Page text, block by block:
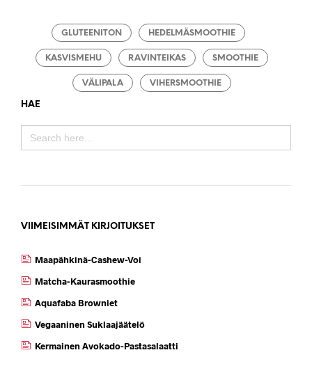
GLUTEENITON HEDELMÄSMOOTHIE
KASVISMEHU RAVINTEIKAS SMOOTHIE
VÄLIPALA VIHERSMOOTHIE
HAE
SEARCH
FOR:
VIIMEISIMMÄT KIRJOITUKSET
Maapähkinä-Cashew-Voi
Matcha-Kaurasmoothie
Aquafaba Browniet
Vegaaninen Suklaajäätelö
Kermainen Avokado-Pastasalaatti